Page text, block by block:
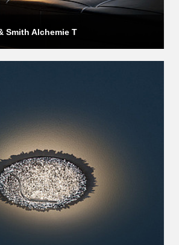
Smith Alchemie T